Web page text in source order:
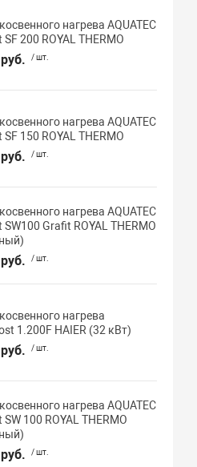
нагрева AQUATEC
200 ROYAL THERMO
/ шт.
нагрева AQUATEC
150 ROYAL THERMO
/ шт.
нагрева AQUATEC
Grafit ROYAL THERMO
/ шт.
нагрева
1.200F HAIER (32 кВт)
/ шт.
нагрева AQUATEC
100 ROYAL THERMO
/ шт.